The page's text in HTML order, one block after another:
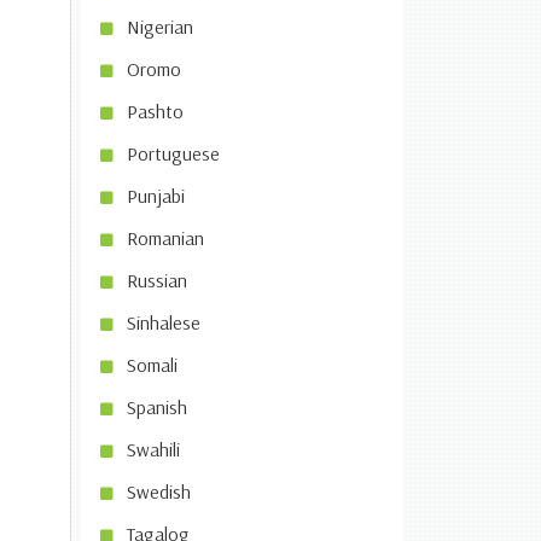
Nigerian
Oromo
Pashto
Portuguese
Punjabi
Romanian
Russian
Sinhalese
Somali
Spanish
Swahili
Swedish
Tagalog